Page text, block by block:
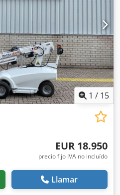
1 / 15
EUR 18.950
precio fijo IVA no incluído
Llamar